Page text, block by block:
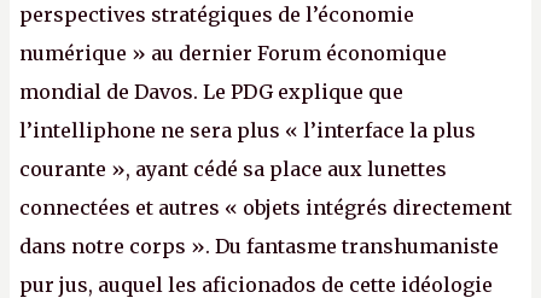
perspectives stratégiques de l’économie
numérique » au dernier Forum économique
mondial de Davos. Le PDG explique que
l’intelliphone ne sera plus « l’interface la plus
courante », ayant cédé sa place aux lunettes
connectées et autres « objets intégrés directement
dans notre corps ». Du fantasme transhumaniste
pur jus, auquel les aficionados de cette idéologie